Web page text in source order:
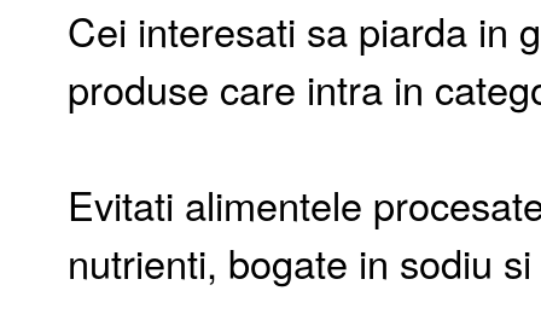
Cei interesati sa piarda in
produse care intra in
Evitati alimentele
nutrienti, bogate in sodiu